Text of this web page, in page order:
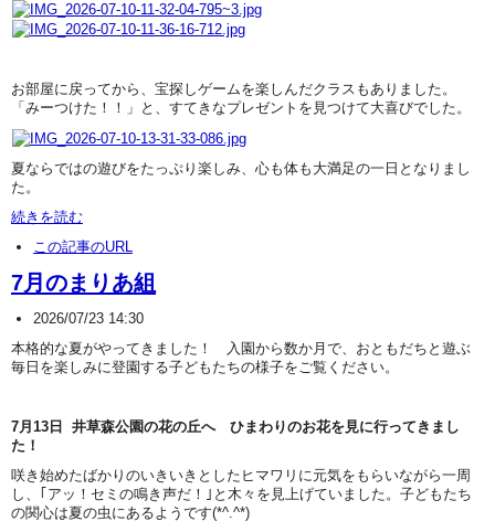
お部屋に戻ってから、宝探しゲームを楽しんだクラスもありました。
「みーつけた！！」と、すてきなプレゼントを見つけて大喜びでした。
夏ならではの遊びをたっぷり楽しみ、心も体も大満足の一日となりまし
た。
続きを読む
この記事のURL
7月のまりあ組
2026/07/23 14:30
本格的な夏がやってきました！ 入園から数か月で、おともだちと遊ぶ
毎日を楽しみに登園する子どもたちの様子をご覧ください。
7月13日 井草森公園の花の丘へ ひまわりのお花を見に行ってきまし
た！
咲き始めたばかりのいきいきとしたヒマワリに元気をもらいながら一周
し、｢アッ！セミの鳴き声だ！｣と木々を見上げていました。子どもたち
の関心は夏の虫にあるようです(*^.^*)